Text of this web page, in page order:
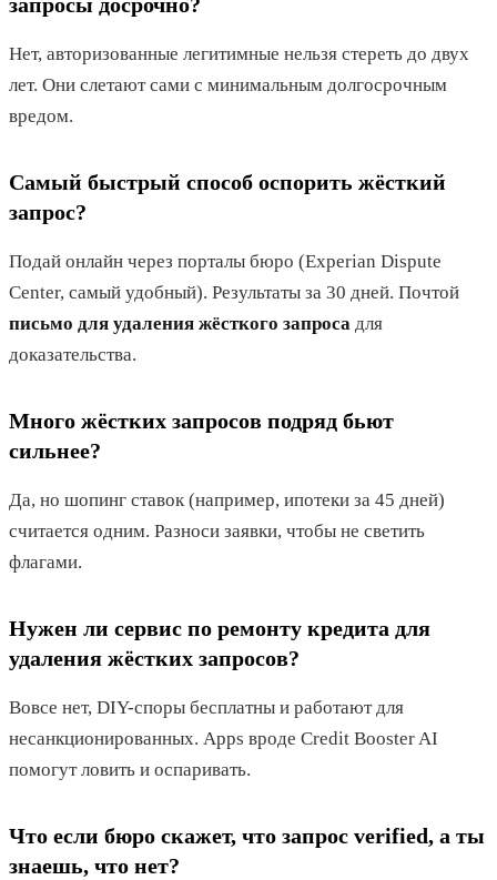
Нет, авторизованные легитимные нельзя стереть до двух
лет. Они слетают сами с минимальным долгосрочным
вредом.
Самый быстрый способ оспорить жёсткий
запрос?
Подай онлайн через порталы бюро (Experian Dispute
Center, самый удобный). Результаты за 30 дней. Почтой
письмо для удаления жёсткого запроса для
доказательства.
Много жёстких запросов подряд бьют
сильнее?
Да, но шопинг ставок (например, ипотеки за 45 дней)
считается одним. Разноси заявки, чтобы не светить
флагами.
Нужен ли сервис по ремонту кредита для
удаления жёстких запросов?
Вовсе нет, DIY-споры бесплатны и работают для
несанкционированных. Apps вроде Credit Booster AI
помогут ловить и оспаривать.
Что если бюро скажет, что запрос verified, а ты
знаешь, что нет?